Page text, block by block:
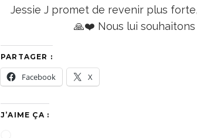
Jessie J promet de revenir plus
🙏❤️ Nous lui
PARTAGER :
Facebook X
J’AIME ÇA :